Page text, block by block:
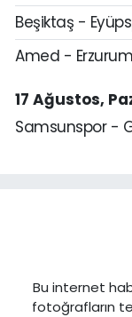
Beşiktaş -
Amed -
17 Ağustos,
Samsunspor -
Bu internet
fotoğrafların